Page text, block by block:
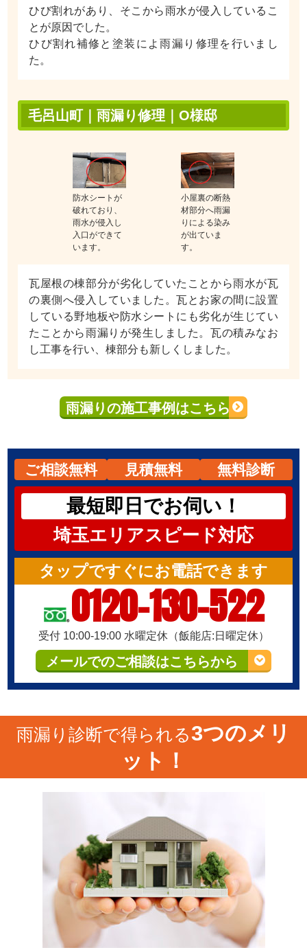
ひび割れがあり、そこから雨水が侵入しているこ
とが原因でした。
ひび割れ補修と塗装によ雨漏り修理を行いまし
た。
毛呂山町｜雨漏り修理｜O様邸
防水シートが
破れており、
雨水が侵入し
入口ができて
います。
小屋裏の断熱
材部分へ雨漏
りによる染み
が出ていま
す。
瓦屋根の棟部分が劣化していたことから雨水が瓦
の裏側へ侵入していました。瓦とお家の間に設置
している野地板や防水シートにも劣化が生じてい
たことから雨漏りが発生しました。瓦の積みなお
し工事を行い、棟部分も新しくしました。
雨漏りの施工事例はこちら
ご相談無料 見積無料 無料診断
最短即日でお伺い！
埼玉エリアスピード対応
タップですぐにお電話できます
0120-130-522
受付 10:00-19:00 水曜定休（飯能店:日曜定休）
メールでのご相談はこちらから
雨漏り診断で得られる3つのメリ
ット！